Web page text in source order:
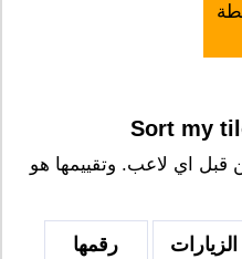
قبل اي لاعب. وتقييمها هو
الزيارات
رقمها